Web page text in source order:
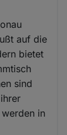
auf die
bietet
sind
in